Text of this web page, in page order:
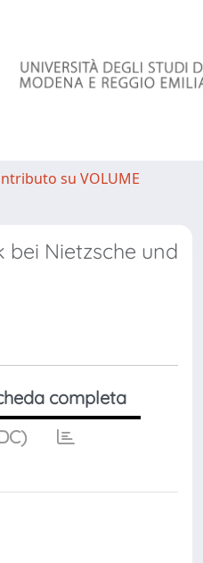
su VOLUME
bei Nietzsche und
completa